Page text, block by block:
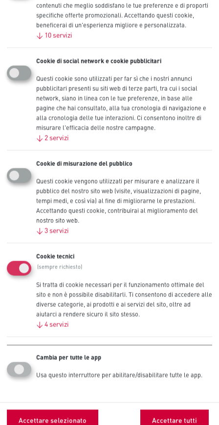
Disponibili nei formati C, 9V, D e AAA.
Altre dimensioni
AAA
Capacità nominale (mAh)
3072 mAh
IEC
LR6
Confezioni disponibili
Consigliato per dispositivi professionali
ad alto consumo
Serrature elettroniche
Rubinetti automatici da lavabo
Telecamere di sicurezza
Casseforti
Caratteristiche del prodotto
Risparmia fino al 20% passando alla coppia Procell - Procell
Constant per i dispositivi a basso consumo e Procell Intense per
Procell per la tua azienda (rispetto alla media dei prodotti
concorrenti)
contenuti che meglio soddisfano le tue preferenze e di proporti
specifiche offerte promozionali. Accettando questi cookie,
beneficerai di un'esperienza migliore e personalizzata.
↓ 10 servizi
Cookie di social network e cookie pubblicitari
Questi cookie sono utilizzati per far sì che i nostri annunci
pubblicitari presenti su siti web di terze parti, tra cui i social
network, siano in linea con le tue preferenze, in base alle
pagine che hai consultato, alla tua cronologia di navigazione e
alla cronologia delle tue interazioni. Ci consentono inoltre di
misurare l'efficacia delle nostre campagne.
↓ 2 servizi
Cookie di misurazione del pubblico
Questi cookie vengono utilizzati per misurare e analizzare il
pubblico del nostro sito web (visite, visualizzazioni di pagine,
tempi medi, e così via) al fine di migliorarne le prestazioni.
Accettando questi cookie, contribuirai al miglioramento del
nostro sito web.
↓ 3 servizi
Cookie tecnici
(sempre richiesto)
Si tratta di cookie necessari per il funzionamento ottimale del
sito e non è possibile disabilitarli. Ti consentono di accedere alle
diverse categorie, ai prodotti e ai servizi del sito, oltre ad
aiutarci a rendere sicuro il sito stesso.
↓ 4 servizi
Cambia per tutte le app
Usa questo interruttore per abilitare/disabilitare tutte le app.
Accettare selezionato Accettare tutti